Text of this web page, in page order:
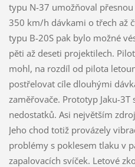
typu N-37 umožňoval
350 km/h dávkami o třech až
typu B-20S pak bylo možné
pěti až deseti projektilech.
mohl, na rozdíl od pilota
postřelovat cíle dlouhými
zaměřovače. Prototyp Jaku-3T
nedostatků. Asi největším
Jeho chod totiž provázely
problémy s poklesem tlaku v
zapalovacích svíček. Letové